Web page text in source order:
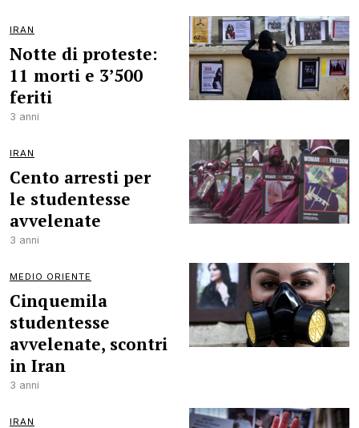
IRAN
Notte di proteste:
11 morti e 3’500
feriti
3 anni
IRAN
Cento arresti per
le studentesse
avvelenate
3 anni
MEDIO ORIENTE
Cinquemila
studentesse
avvelenate, scontri
in Iran
3 anni
IRAN